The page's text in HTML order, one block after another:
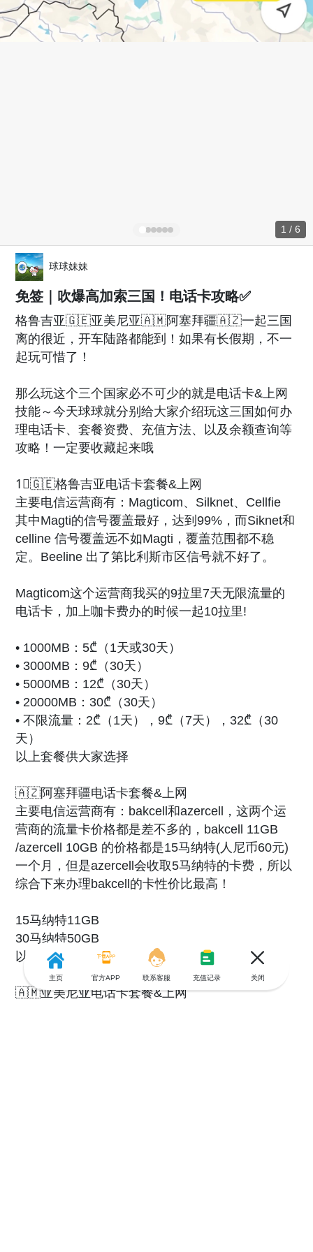
1 / 6
球球妹妹
免签｜吹爆高加索三国！电话卡攻略✅
格鲁吉亚🇬🇪亚美尼亚🇦🇲阿塞拜疆🇦🇿一起三国
离的很近，开车陆路都能到！如果有长假期，不一
起玩可惜了！
那么玩这个三个国家必不可少的就是电话卡&上网
技能～今天球球就分别给大家介绍玩这三国如何办
理电话卡、套餐资费、充值方法、以及余额查询等
攻略！一定要收藏起来哦
1⃣️🇬🇪格鲁吉亚电话卡套餐&上网
主要电信运营商有：Magticom、Silknet、Cellfie
其中Magti的信号覆盖最好，达到99%，而Siknet和
celline 信号覆盖远不如Magti，覆盖范围都不稳
定。Beeline 出了第比利斯市区信号就不好了。
Magticom这个运营商我买的9拉里7天无限流量的
电话卡，加上咖卡费办的时候一起10拉里!
• 1000MB：5₾（1天或30天）
• 3000MB：9₾（30天）
• 5000MB：12₾（30天）
• 20000MB：30₾（30天）
• 不限流量：2₾（1天），9₾（7天），32₾（30
天）
以上套餐供大家选择
🇦🇿阿塞拜疆电话卡套餐&上网
主要电信运营商有：bakcell和azercell，这两个运
营商的流量卡价格都是差不多的，bakcell 11GB
/azercell 10GB 的价格都是15马纳特(人尼币60元)
一个月，但是azercell会收取5马纳特的卡费，所以
综合下来办理bakcell的卡性价比最高！
15马纳特11GB
30马纳特50GB
以上套餐供大家选择
🇦🇲亚美尼亚电话卡套餐&上网
主页 官方APP 联系客服 充值记录 关闭